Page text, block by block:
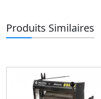
Produits Similaires